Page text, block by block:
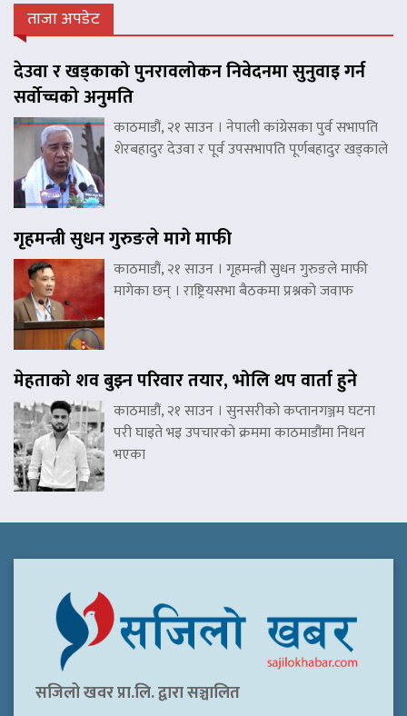
ताजा अपडेट
देउवा र खड्काको पुनरावलोकन निवेदनमा सुनुवाइ गर्न
सर्वोच्चको अनुमति
काठमाडौं, २१ साउन । नेपाली कांग्रेसका पुर्व सभापति
शेरबहादुर देउवा र पूर्व उपसभापति पूर्णबहादुर खड्काले
गृहमन्त्री सुधन गुरुङले मागे माफी
काठमाडौं, २१ साउन । गृहमन्त्री सुधन गुरुङले माफी
मागेका छन् । राष्ट्रियसभा बैठकमा प्रश्नको जवाफ
मेहताको शव बुझ्न परिवार तयार, भोलि थप वार्ता हुने
काठमाडौं, २१ साउन । सुनसरीको कप्तानगञ्जम घटना
परी घाइते भइ उपचारको क्रममा काठमाडौंमा निधन
भएका
सजिलो खवर प्रा.लि. द्वारा सञ्चालित